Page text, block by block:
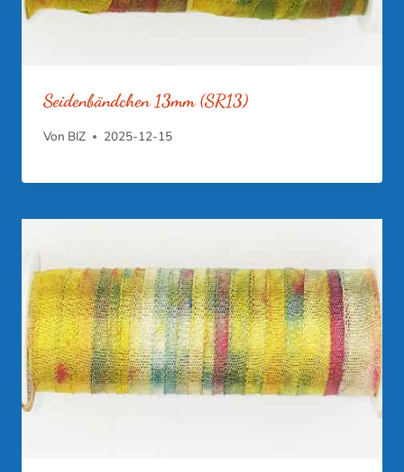
Seidenbändchen 13mm (SR13)
Von BIZ 2025-12-15